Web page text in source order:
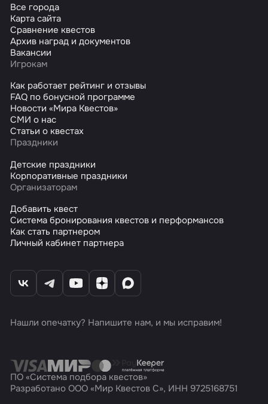
Все города
Карта сайта
Сравнение квестов
Архив наград и документов
Вакансии
Игрокам
Как работает рейтинг и отзывы
FAQ по бонусной программе
Новости «Мира Квестов»
СМИ о нас
Статьи о квестах
Праздники
Детские праздники
Корпоративные праздники
Организаторам
Добавить квест
Система бронирования квестов и перформансов
Как стать партнером
Личный кабинет партнера
Нашли опечатку? Напишите нам, и мы исправим!
ПО «Система подбора квестов»
Разработано ООО «Мир Квестов С», ИНН 9725168751